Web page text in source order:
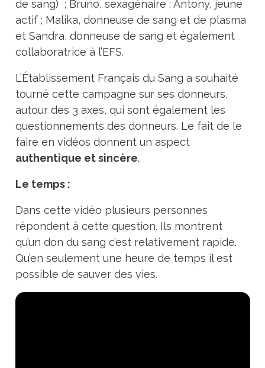
de sang) ; Bruno, sexagénaire ; Antony, jeune
actif ; Malika, donneuse de sang et de plasma
et Sandra, donneuse de sang et également
collaboratrice à l’EFS.
L’Établissement Français du Sang a souhaité
tourné cette campagne sur ses donneurs,
autour des 3 axes, qui sont également les
questionnements des donneurs. Le fait de le
faire en vidéos donnent un aspect
authentique et sincère.
Le temps :
Dans cette vidéo plusieurs personnes
répondent à cette question. Ils montrent
qu’un don du sang c’est relativement rapide.
Qu’en seulement une heure de temps il est
possible de sauver des vies.